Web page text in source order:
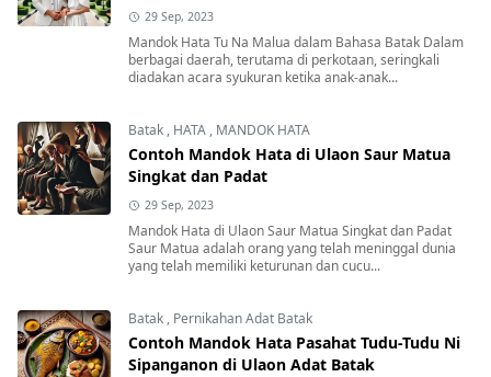
29 Sep, 2023
Mandok Hata Tu Na Malua dalam Bahasa Batak Dalam
berbagai daerah, terutama di perkotaan, seringkali
diadakan acara syukuran ketika anak-anak...
Batak , HATA , MANDOK HATA
Contoh Mandok Hata di Ulaon Saur Matua
Singkat dan Padat
29 Sep, 2023
Mandok Hata di Ulaon Saur Matua Singkat dan Padat
Saur Matua adalah orang yang telah meninggal dunia
yang telah memiliki keturunan dan cucu...
Batak , Pernikahan Adat Batak
Contoh Mandok Hata Pasahat Tudu-Tudu Ni
Sipanganon di Ulaon Adat Batak